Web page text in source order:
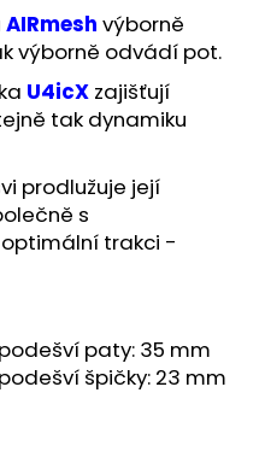
AIRmesh výborně
výborně odvádí pot.
U4icX zajišťují
tak dynamiku
prodlužuje její
s
trakci -
paty: 35 mm
špičky: 23 mm